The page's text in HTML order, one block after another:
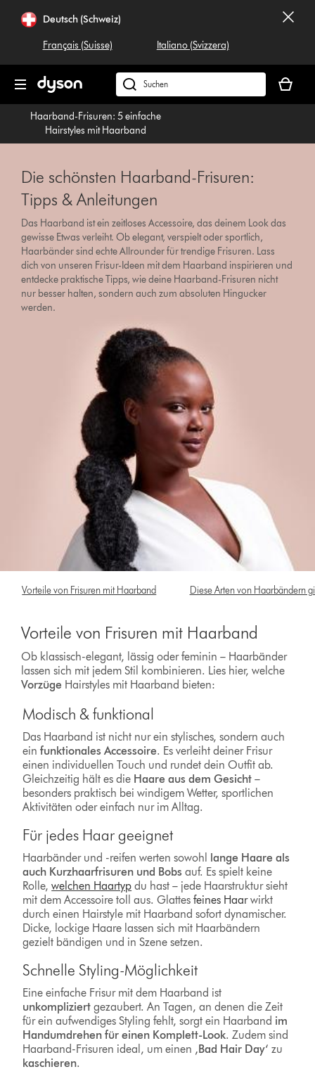
überspringenDeutsch (Schweiz)
Français (Suisse) Italiano (Svizzera)
Dyson.ch
durchsuchen
ist
Haarband-Frisuren: 5 einfache
Hairstyles mit Haarband
Die schönsten Haarband-Frisuren:
Tipps & Anleitungen
Das Haarband ist ein zeitloses Accessoire, das deinem Look das
gewisse Etwas verleiht. Ob elegant, verspielt oder sportlich,
Haarbänder sind echte Allrounder für trendige Frisuren. Lass
dich von unseren Frisur-Ideen mit dem Haarband inspirieren und
entdecke praktische Tipps, wie deine Haarband-Frisuren nicht
nur besser halten, sondern auch zum absoluten Hingucker
werden.
Vorteile von Frisuren mit Haarband Diese Arten von Haarbändern
Vorteile von Frisuren mit Haarband
Ob klassisch-elegant, lässig oder feminin – Haarbänder
lassen sich mit jedem Stil kombinieren. Lies hier, welche
Vorzüge Hairstyles mit Haarband bieten:
Modisch & funktional
Das Haarband ist nicht nur ein stylisches, sondern auch
einfunktionales Accessoire. Es verleiht deiner Frisur
einen individuellen Touch und rundet dein Outfit ab.
Gleichzeitig hält es die Haare aus dem Gesicht –
besonders praktisch bei windigem Wetter, sportlichen
Aktivitäten oder einfach nur im Alltag.
Für jedes Haar geeignet
Haarbänder und -reifen werten sowohl lange Haare als
auch Kurzhaarfrisuren und Bobs auf. Es spielt keine
Rolle,welchen Haartyp du hast – jede Haarstruktur sieht
mit dem Accessoire toll aus. Glattesfeines Haarwirkt
durch einen Hairstyle mit Haarband sofort dynamischer.
Dicke, lockige Haare lassen sich mit Haarbändern
gezielt bändigen und in Szene setzen.
Schnelle Styling-Möglichkeit
Eine einfache Frisur mit dem Haarband ist
unkompliziert gezaubert. An Tagen, an denen die Zeit
für ein aufwendiges Styling fehlt, sorgt ein Haarband im
Handumdrehen für einen Komplett-Look. Zudem sind
Haarband-Frisuren ideal, um einen ‚Bad Hair Day‘ zu
kaschieren.